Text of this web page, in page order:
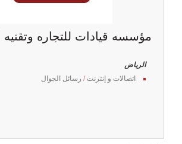
مؤسسه قيادات للتجاره وتقنيه
الرياض
اتصالات و إنترنت/ رسائل الجوال